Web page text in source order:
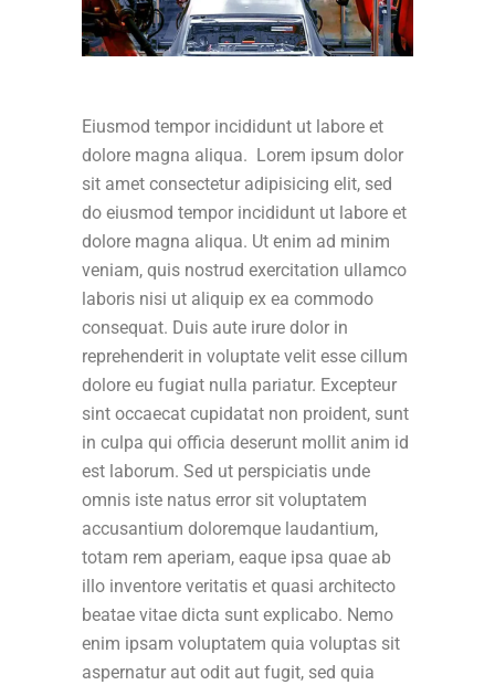
Eiusmod tempor incididunt ut labore et
dolore magna aliqua. Lorem ipsum dolor
sit amet consectetur adipisicing elit, sed
do eiusmod tempor incididunt ut labore et
dolore magna aliqua. Ut enim ad minim
veniam, quis nostrud exercitation ullamco
laboris nisi ut aliquip ex ea commodo
consequat. Duis aute irure dolor in
reprehenderit in voluptate velit esse cillum
dolore eu fugiat nulla pariatur. Excepteur
sint occaecat cupidatat non proident, sunt
in culpa qui officia deserunt mollit anim id
est laborum. Sed ut perspiciatis unde
omnis iste natus error sit voluptatem
accusantium doloremque laudantium,
totam rem aperiam, eaque ipsa quae ab
illo inventore veritatis et quasi architecto
beatae vitae dicta sunt explicabo. Nemo
enim ipsam voluptatem quia voluptas sit
aspernatur aut odit aut fugit, sed quia